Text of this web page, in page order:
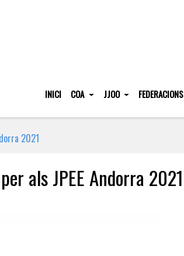
INICI COA JJOO FEDERACIONS
2021
als JPEE Andorra 2021